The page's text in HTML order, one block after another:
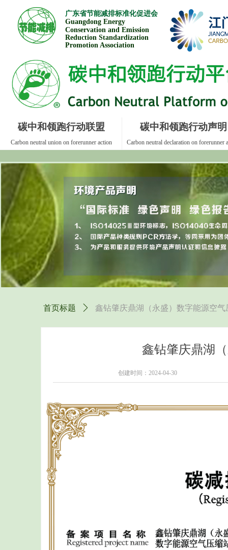
碳中和领跑行动联盟 碳中和领跑行动声明
Carbon neutral union on forerunner action Carbon neutral declaration on forerunner
广东省节能减排标准化促进会
Guangdong Energy
Conservation and Emission
Reduction Standardization
Promotion Association
鑫钻肇庆鼎湖
创建时间： 2024-04-30
首页标题 ꄲ 鑫钻肇庆鼎湖（永盛）数字能源空